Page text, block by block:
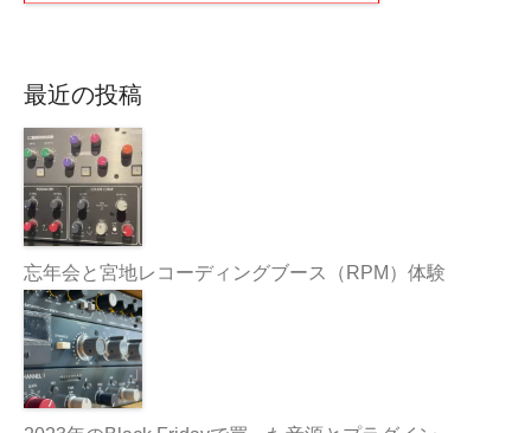
最近の投稿
忘年会と宮地レコーディングブース（RPM）体験